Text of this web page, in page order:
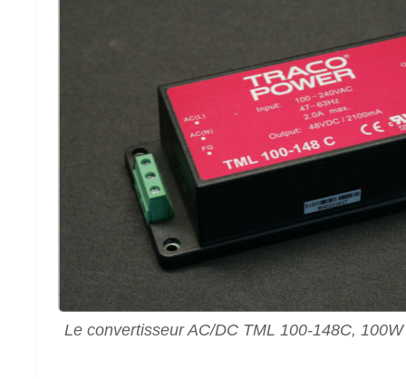
Le convertisseur AC/DC TML 100-148C,